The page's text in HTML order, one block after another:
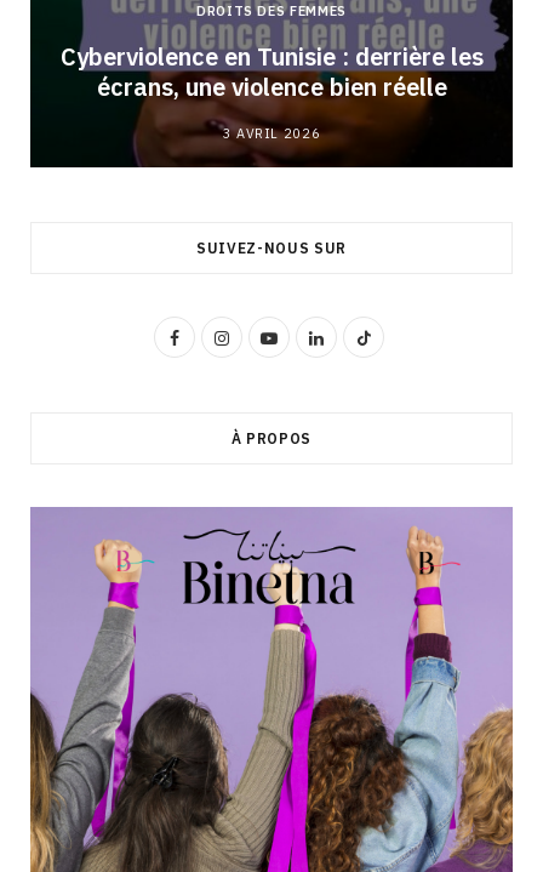
DROITS DES FEMMES
Cyberviolence en Tunisie : derrière les
écrans, une violence bien réelle
3 AVRIL 2026
SUIVEZ-NOUS SUR
F
b
o
I
a
Y
u
b
e
L
e
d
I
T
o
À PROPOS